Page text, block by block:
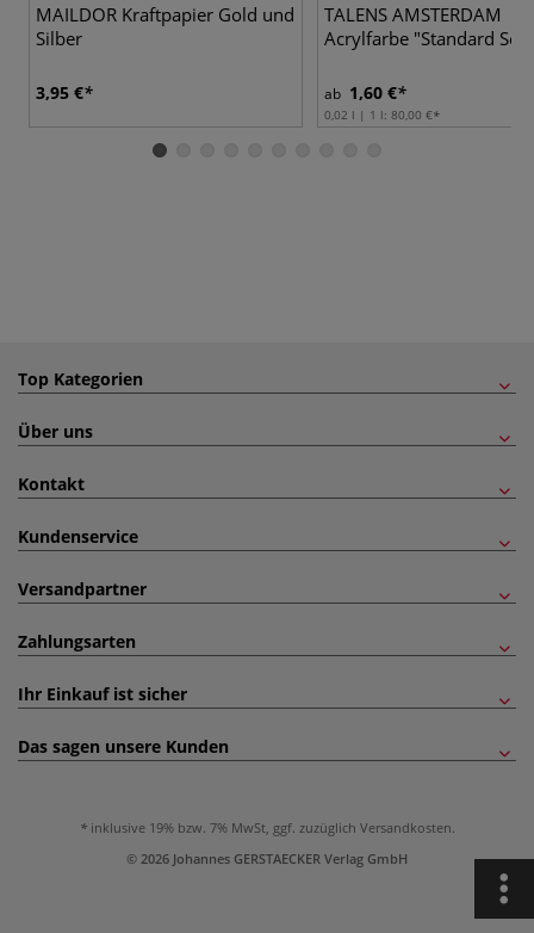
MAILDOR Kraftpapier Gold und
Silber
3,95 €
TALENS AMSTERDAM
Acrylfarbe "Standard
ab 1,60 €
0,02 l | 1 l: 80,00 €
Top Kategorien
Über uns
Kontakt
Kundenservice
Versandpartner
Zahlungsarten
Ihr Einkauf ist sicher
Das sagen unsere Kunden
inklusive 19% bzw. 7% MwSt, ggf. zuzüglich Versandkosten.
© 2026 Johannes GERSTAECKER Verlag GmbH